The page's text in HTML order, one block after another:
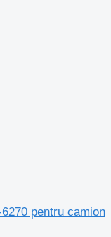
pentru camion